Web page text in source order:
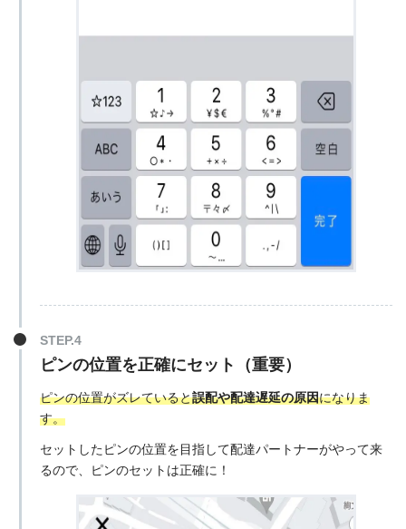
ピンの位置を正確にセット（重要）
ピンの位置がズレていると誤配や配達遅延の原因になりま
す。
セットしたピンの位置を目指して配達パートナーがやって来
るので、ピンのセットは正確に！